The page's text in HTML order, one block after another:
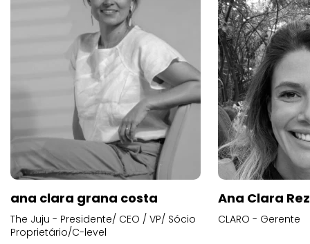
ana clara grana costa
The Juju - Presidente/ CEO / VP/ Sócio
Proprietário/C-level
Ana Clara
CLARO - Gerente